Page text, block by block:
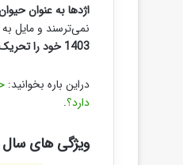
اژدها به عنوان حیوان سال 1403 یا 2024، دارای شجاعت ذاتی، سرسختی، هوش و
نمی‌ترسند و مایل
1403 خود را تحریک کننده و مغرور نمی‌داند و به جای پیروی از سنت برای آینده ای آرام تلاش می‌کند.
دراین باره بخوانید:
دارد؟.
ویژگی های